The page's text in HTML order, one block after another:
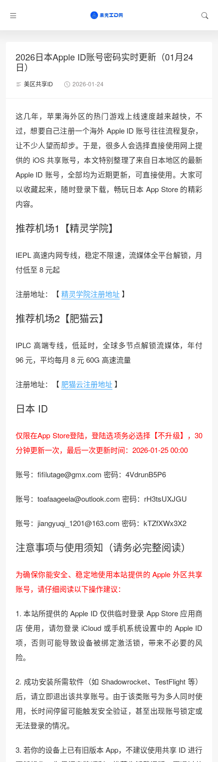
2026日本Apple ID账号密码实时更新（01月24
日）
美区共享ID 2026-01-24
这几年，苹果海外区的热门游戏上线速度越来越快，不
过，想要自己注册一个海外 Apple ID 账号往往流程复杂，
让不少人望而却步。于是，很多人会选择直接使用网上提
供的 iOS 共享账号，本文特别整理了来自日本地区的最新
Apple ID 账号，全部均为近期更新，可直接使用。大家可
以收藏起来，随时登录下载，畅玩日本 App Store 的精彩
内容。
推荐机场1【精灵学院】
IEPL 高速内网专线，稳定不限速，流媒体全平台解锁，月
付低至 8 元起
注册地址：【精灵学院注册地址】
推荐机场2【肥猫云】
IPLC 高端专线，低延时，全球多节点解锁流媒体，年付
96 元，平均每月 8 元 60G 高速流量
注册地址：【 肥猫云注册地址】
日本 ID
仅限在App Store登陆，登陆选项务必选择【不升级】，30
分钟更新一次，最后一次更新时间：2026-01-25 00:00
账号：fifilutage@gmx.com 密码：4VdrunB5P6
账号：toafaageela@outlook.com 密码：rH3tsUXJGU
账号：jiangyuqi_1201@163.com 密码：kTZfXWx3X2
注意事项与使用须知（请务必完整阅读）
为确保你能安全、稳定地使用本站提供的 Apple 外区共享
账号，请仔细阅读以下操作建议：
1. 本站所提供的 Apple ID 仅供临时登录 App Store 应用商
店 使用，请勿登录 iCloud 或手机系统设置中的 Apple ID
项，否则可能导致设备被绑定激活锁，带来不必要的风
险。
2. 成功安装所需软件（如 Shadowrocket、TestFlight 等）
后，请立即退出该共享账号。由于该类账号为多人同时使
用，长时间停留可能触发安全验证，甚至出现账号锁定或
无法登录的情况。
3. 若你的设备上已有旧版本 App，不建议使用共享 ID 进行